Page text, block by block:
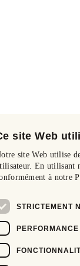
site Web
site Web utilise
En utilisant
à notre
STRICTEMENT
PERFORMANCE